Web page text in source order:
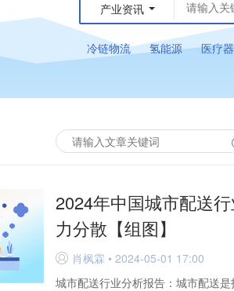
产业资讯
冷链物流 氢能源 医疗
2024年中国城市配送
力分散【组图】
D 肖枫霖 • 2024-05-01 17:00
城市配送行业分析报告：城市配送